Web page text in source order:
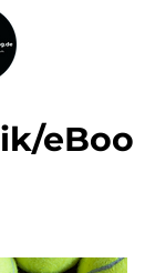
eBoo